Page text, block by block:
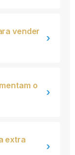
vender
›
o
›
extra
›